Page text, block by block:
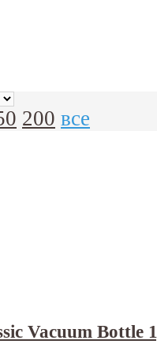
200 все
Vacuum Bottle